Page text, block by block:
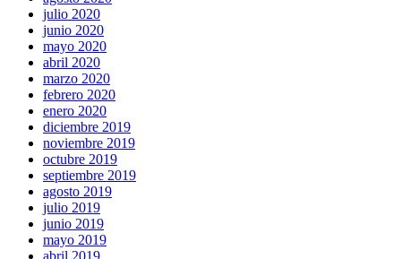
julio 2020
junio 2020
mayo 2020
abril 2020
marzo 2020
febrero 2020
enero 2020
diciembre 2019
noviembre 2019
octubre 2019
septiembre 2019
agosto 2019
julio 2019
junio 2019
mayo 2019
abril 2019